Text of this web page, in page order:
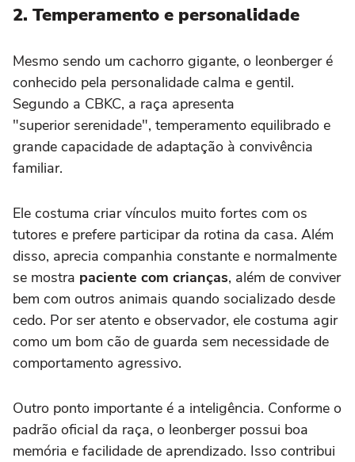
2. Temperamento e personalidade
Mesmo sendo um cachorro gigante, o leonberger é
conhecido pela personalidade calma e gentil.
Segundo a CBKC, a raça apresenta
"superior serenidade", temperamento equilibrado e
grande capacidade de adaptação à convivência
familiar.
Ele costuma criar vínculos muito fortes com os
tutores e prefere participar da rotina da casa. Além
disso, aprecia companhia constante e normalmente
se mostra paciente com crianças, além de conviver
bem com outros animais quando socializado desde
cedo. Por ser atento e observador, ele costuma agir
como um bom cão de guarda sem necessidade de
comportamento agressivo.
Outro ponto importante é a inteligência. Conforme o
padrão oficial da raça, o leonberger possui boa
memória e facilidade de aprendizado. Isso contribui